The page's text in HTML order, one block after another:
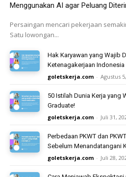
Menggunakan AI agar Peluang
Persaingan mencari pekerjaan
Satu lowongan...
Hak Karyawan yang Wajib
Ketenagakerjaan Indonesia
goletskerja.com - Agustus
50 Istilah Dunia Kerja yang
Graduate!
goletskerja.com - Juli 31,
Perbedaan PKWT dan
Sebelum Menandatangani
goletskerja.com - Juli 28,